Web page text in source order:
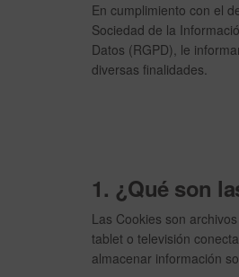
En cumplimiento con el
Sociedad de la
Datos (RGPD), le
diversas finalidades.
1. ¿Qué son
Las Cookies son
tablet o televisión
almacenar información